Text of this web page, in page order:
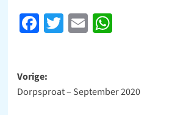
Facebook
Twitter
Email
Bericht
navigatie
Vorige:
Dorpsproat – September 2020